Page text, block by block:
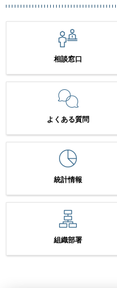
相談窓口
よくある質問
統計情報
組織部署